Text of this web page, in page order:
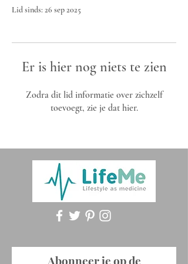
Lid sinds: 26 sep 2025
Er is hier nog niets te zien
Zodra dit lid informatie over zichzelf
toevoegt, zie je dat hier.
Abonneer je op de